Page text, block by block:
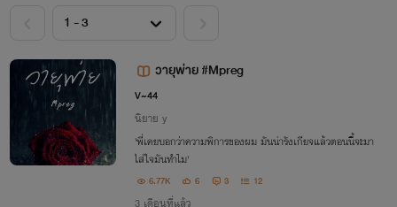
วายุพ่าย #Mpreg
V~44
นิยาย y
'พี่เคยบอกว่าความพิการของผม มันน่ารังเกียจแล้วตอนนี้จะมา
ใส่ใจมันทำไม'
6.77K 6 3 12
3 เดือนที่แล้ว